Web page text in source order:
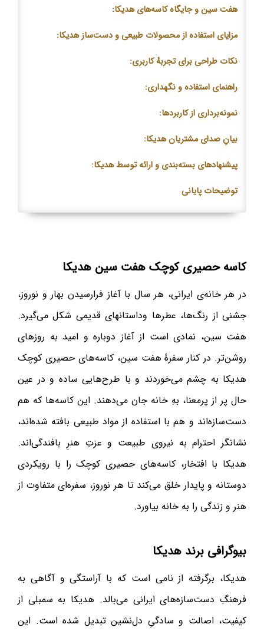
هفت سین و جایگاه کاسه‌های هدیکا:
مزایای استفاده از محصولات طبیعی و دست‌ساز هدیکا:
نکات طراحی برای تجربهٔ کاربری:
راهنمای استفاده و نگهداری:
نمونه‌برداری از کاربردها:
بیانِ صدای مشتریان هدیکا:
پیشنهادهای بسته‌بندی و ارائه توسط هدیکا:
توضیحات پایانی
کاسه حصیری کوچک هفت سین هدیکا
در هر خانه‌ی ایرانی، هر سال با آغاز فرارسیدن بهار و نوروز،
جشنی از رنگ‌ها، عطرها وداستانهای قدیمی شکل می‌گیرد.
هفت سین، نمادی است از آغاز دوباره و امید به روزهای
روشن‌تر. در کنار سفرهٔ هفت سین، کاسه‌های حصیری کوچک
هدیکا به چشم می‌خوردند و با طرح‌هایی ساده و در عین
حال پر از پرمعنا، بهِ خانه جان می‌دهند. این کاسه‌ها که هم
دست‌سازه‌اند و هم با استفاده از مواد طبیعی بافته شده‌اند،
نشانگر احترام به نیروی طبیعت و عزتِ هنرِ بافندگی‌اند.
هدیکا با افتخار، کاسه‌های حصیری کوچک را با رویکردی
دوستانه و پایدار خلق می‌کند تا هر نوروز، سفره‌ای متفاوت از
هنر و زندگی را به خانه بیاورد.
بیوگرافی برند هدیکا
هدیکا، برگرفته از نامی است که با آراستگی و آگاهی به
فرهنگِ دست‌سازه‌های ایرانی می‌بالد. هدیکا به سمبلی از
کیفیت، اصالت و سادگیِ دل‌نشین تبدیل شده است. این